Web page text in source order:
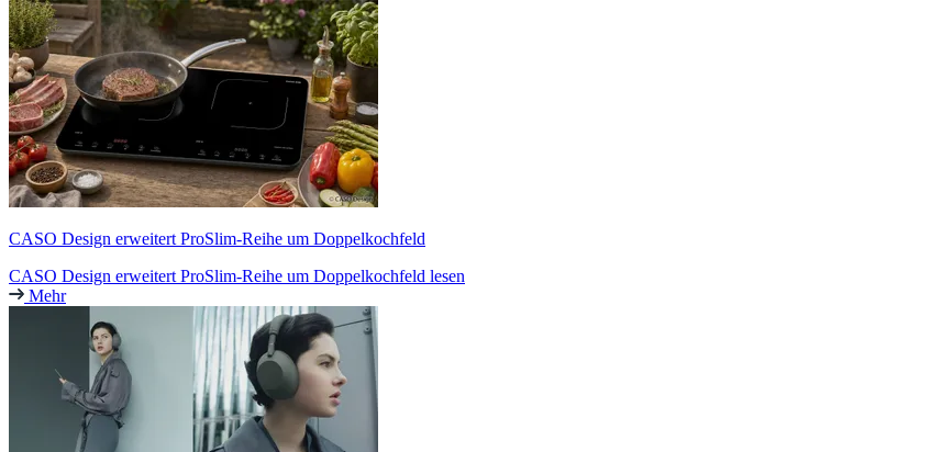
CASO Design erweitert ProSlim-Reihe um Doppelkochfeld
CASO Design erweitert ProSlim-Reihe um Doppelkochfeld lesen
Mehr